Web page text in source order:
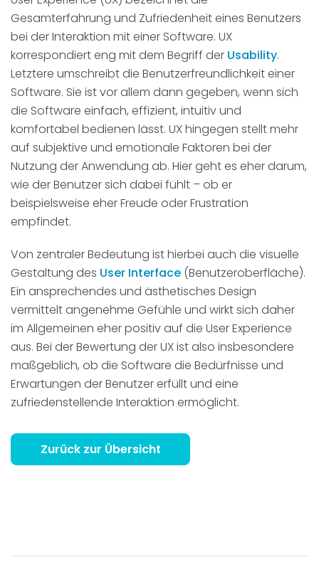
Gesamterfahrung und Zufriedenheit eines Benutzers
bei der Interaktion mit einer Software. UX
korrespondiert eng mit dem Begriff der Usability.
Letztere umschreibt die Benutzerfreundlichkeit einer
Software. Sie ist vor allem dann gegeben, wenn sich
die Software einfach, effizient, intuitiv und
komfortabel bedienen lässt. UX hingegen stellt mehr
auf subjektive und emotionale Faktoren bei der
Nutzung der Anwendung ab. Hier geht es eher darum,
wie der Benutzer sich dabei fühlt – ob er
beispielsweise eher Freude oder Frustration
empfindet.
Von zentraler Bedeutung ist hierbei auch die visuelle
Gestaltung des User Interface (Benutzeroberfläche).
Ein ansprechendes und ästhetisches Design
vermittelt angenehme Gefühle und wirkt sich daher
im Allgemeinen eher positiv auf die User Experience
aus. Bei der Bewertung der UX ist also insbesondere
maßgeblich, ob die Software die Bedürfnisse und
Erwartungen der Benutzer erfüllt und eine
zufriedenstellende Interaktion ermöglicht.
Zurück zur Übersicht
Disposition
schwarz auf weiß
Cenvis
GL Verleih
Schneestern
Inexio
Robers